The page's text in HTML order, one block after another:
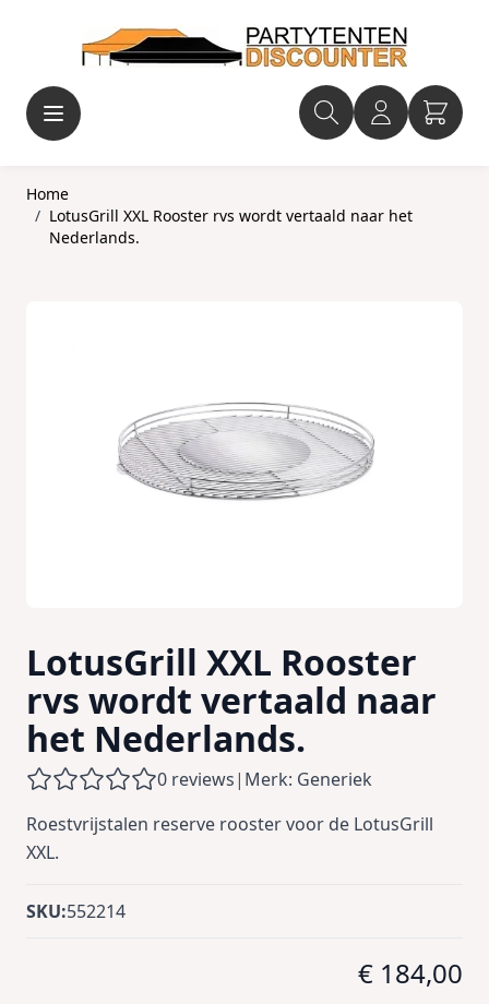
Home
/ LotusGrill XXL Rooster rvs wordt vertaald naar het
Nederlands.
LotusGrill XXL Rooster
rvs wordt vertaald naar
het Nederlands.
0 reviews| Merk: Generiek
Roestvrijstalen reserve rooster voor de LotusGrill
XXL.
SKU:552214
€ 184,00